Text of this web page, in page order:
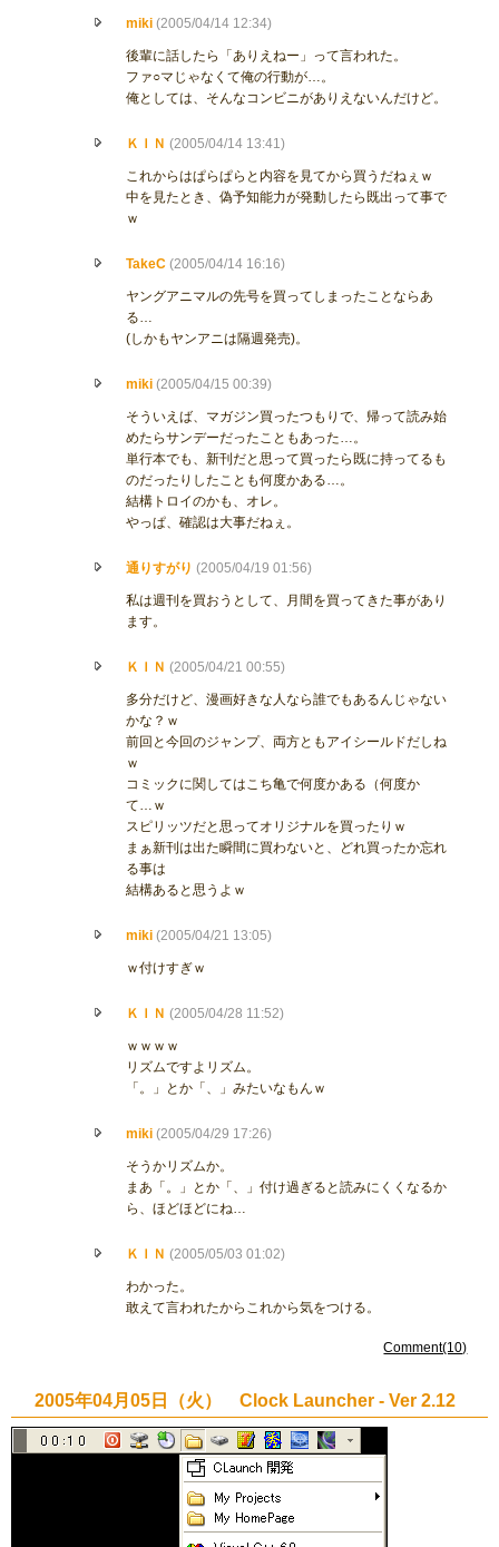
miki (2005/04/14 12:34)
後輩に話したら「ありえねー」って言われた。
ファ○マじゃなくて俺の行動が…。
俺としては、そんなコンビニがありえないんだけど。
ＫＩＮ (2005/04/14 13:41)
これからはぱらぱらと内容を見てから買うだねぇｗ
中を見たとき、偽予知能力が発動したら既出って事で
ｗ
TakeC (2005/04/14 16:16)
ヤングアニマルの先号を買ってしまったことならあ
る…
(しかもヤンアニは隔週発売)。
miki (2005/04/15 00:39)
そういえば、マガジン買ったつもりで、帰って読み始
めたらサンデーだったこともあった…。
単行本でも、新刊だと思って買ったら既に持ってるも
のだったりしたことも何度かある…。
結構トロイのかも、オレ。
やっぱ、確認は大事だねぇ。
通りすがり (2005/04/19 01:56)
私は週刊を買おうとして、月間を買ってきた事があり
ます。
ＫＩＮ (2005/04/21 00:55)
多分だけど、漫画好きな人なら誰でもあるんじゃない
かな？ｗ
前回と今回のジャンプ、両方ともアイシールドだしね
ｗ
コミックに関してはこち亀で何度かある（何度か
て…ｗ
スピリッツだと思ってオリジナルを買ったりｗ
まぁ新刊は出た瞬間に買わないと、どれ買ったか忘れ
る事は
結構あると思うよｗ
miki (2005/04/21 13:05)
ｗ付けすぎｗ
ＫＩＮ (2005/04/28 11:52)
ｗｗｗｗ
リズムですよリズム。
「。」とか「、」みたいなもんｗ
miki (2005/04/29 17:26)
そうかリズムか。
まあ「。」とか「、」付け過ぎると読みにくくなるか
ら、ほどほどにね…
ＫＩＮ (2005/05/03 01:02)
わかった。
敢えて言われたからこれから気をつける。
Comment(10)
2005年04月05日（火） Clock Launcher - Ver 2.12